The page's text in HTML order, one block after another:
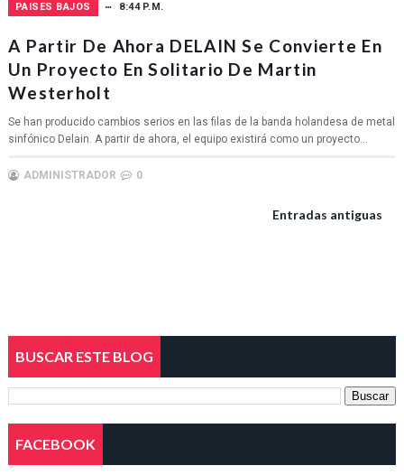
PAISES BAJOS 8:44 P.M.
A Partir De Ahora DELAIN Se Convierte En
Un Proyecto En Solitario De Martin
Westerholt
Se han producido cambios serios en las filas de la banda holandesa de metal
sinfónico Delain. A partir de ahora, el equipo existirá como un proyecto...
ADMINISTRADOR 0
Entradas antiguas
BUSCAR ESTE BLOG
FACEBOOK